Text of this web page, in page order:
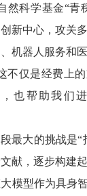
然科学基金“青
新中心，攻关
机器人服务和
不仅是经费上
也帮助我们
最大的挑战是“
献，逐步构建
模型作为具身